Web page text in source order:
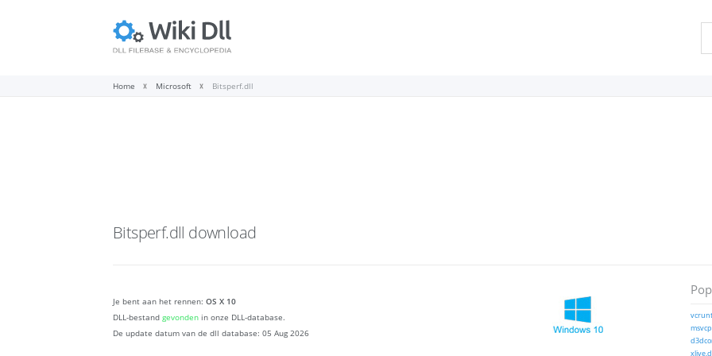
Home Microsoft Bitsperf.dll
Bitsperf.dll download
Je bent aan het rennen: OS X 10
DLL-bestand gevonden in onze DLL-database.
De update datum van de dll database: 05 Aug 2026